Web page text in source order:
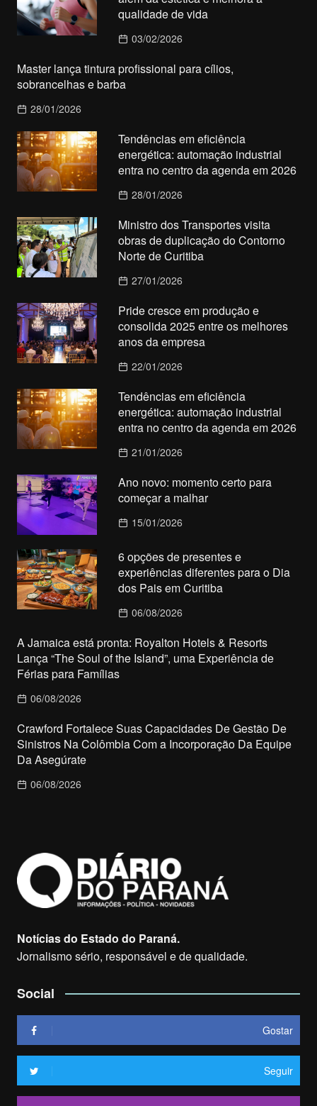
qualidade de vida
03/02/2026
Master lança tintura profissional para cílios,
sobrancelhas e barba
28/01/2026
Tendências em eficiência
energética: automação industrial
entra no centro da agenda em 2026
28/01/2026
Ministro dos Transportes visita
obras de duplicação do Contorno
Norte de Curitiba
27/01/2026
Pride cresce em produção e
consolida 2025 entre os melhores
anos da empresa
22/01/2026
Tendências em eficiência
energética: automação industrial
entra no centro da agenda em 2026
21/01/2026
Ano novo: momento certo para
começar a malhar
15/01/2026
6 opções de presentes e
experiências diferentes para o Dia
dos Pais em Curitiba
06/08/2026
A Jamaica está pronta: Royalton Hotels & Resorts
Lança “The Soul of the Island”, uma Experiência de
Férias para Famílias
06/08/2026
Crawford Fortalece Suas Capacidades De Gestão De
Sinistros Na Colômbia Com a Incorporação Da Equipe
Da Asegúrate
06/08/2026
Notícias do Estado do Paraná.
Jornalismo sério, responsável e de qualidade.
Social
Gostar
Seguir